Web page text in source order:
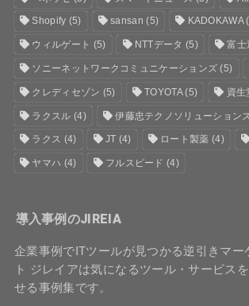
Shopify (5) sansan (5) KADOKAWA
ウィルゲート (5) NTTデータ (5) 富士
ソニーネットワークコミュニケーションズ (5)
クレディセゾン (5) TOYOTA(5) 資生
ラクスル (4) 伊藤忠テクノソリューション
ラクス (4) JT (4) ロート製薬 (4)
ヤマハ (4) フルスピード (4)
導入事例のJIREIA
企業事例でITツールが見つかる逆引きマー
ト ジレイアは気になるツール・サービス
せる事例集です。